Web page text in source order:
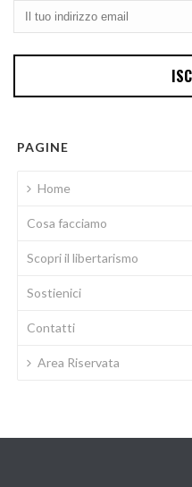
PAGINE
Home
Cosa facciamo
Scopri il libertarismo
Sostienici
Contatti
Area Riservata